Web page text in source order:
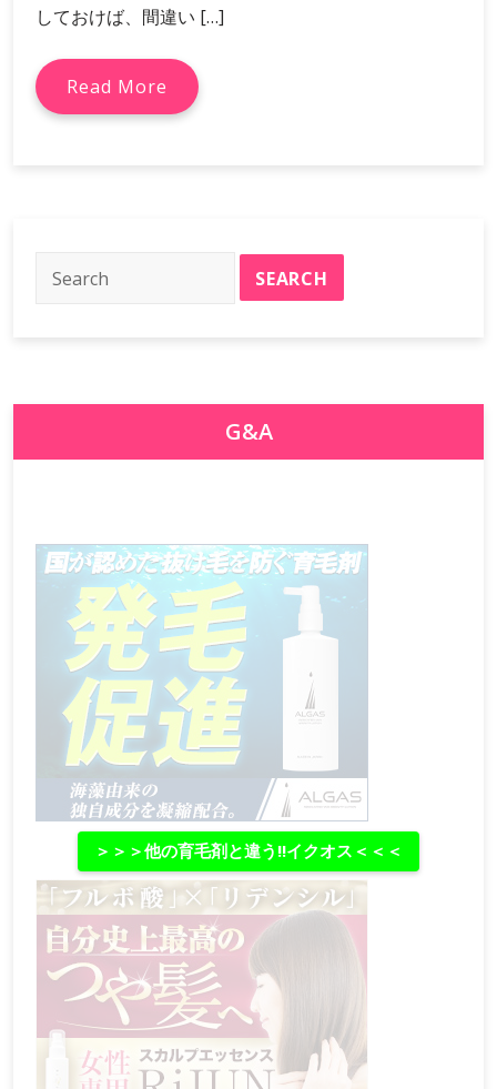
しておけば、間違い […]
Read More
G&A
＞＞＞他の育毛剤と違う‼イクオス＜＜＜